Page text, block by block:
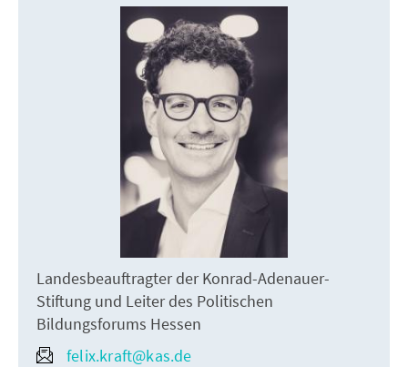
Landesbeauftragter der Konrad-Adenauer-
Stiftung und Leiter des Politischen
Bildungsforums Hessen
felix.kraft@kas.de